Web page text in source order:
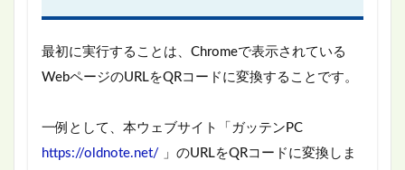
最初に実行することは、Chromeで表示されている
WebページのURLをQRコードに変換することです。
一例として、本ウェブサイト「ガッテンPC
https://oldnote.net/ 」のURLをQRコードに変換しま